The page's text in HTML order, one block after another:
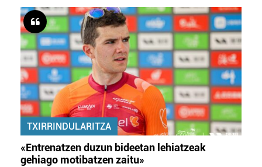
TXIRRINDULARITZA
«Entrenatzen duzun bideetan lehiatzeak
gehiago motibatzen zaitu»